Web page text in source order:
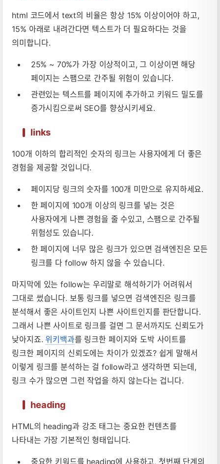
html 코드에서 text의 비율은 항상 15% 이상이어야 하고,
15% 아래로 내려간다면 텍스트가 더 필요하다는 것을
의미합니다.
25% ~ 70%가 가장 이상적이고, 그 이상이면 해당
페이지는 스팸으로 간주될 위험이 있습니다.
관련있는 텍스트를 페이지에 추가하고 키워드 밀도를
증가시킴으로써 SEO를 향상시키세요.
links
100개 이하의 합리적인 숫자의 링크는 사용자에게 더 좋은
경험을 제공할 것입니다.
페이지당 링크의 숫자를 100개 미만으로 유지하세요.
한 페이지에 100개 이상의 링크를 넣는 것은
사용자에게 나쁜 경험을 줄 수있고, 스팸으로 간주될
위험성도 있습니다.
한 페이지에 너무 많은 링크가 있으면 검색엔진은 모든
링크를 다 follow 하지 않을 수 있습니다.
마지막에 있는 follow는 우리말로 해석하기가 어려워서
그대로 썼습니다. 보통 링크를 넣으면 검색엔진은 링크를
분석해서 좋은 사이트인지 나쁜 사이트인지를 판단합니다.
그래서 나쁜 사이트로 링크를 걸면 그 문서까지도 신뢰도가
낮아지죠. 위키백과를 링크한 페이지와 도박 사이트를
링크한 페이지의 신뢰도에는 차이가 있겠죠? 쉽게 말해서
이렇게 링크를 분석하는 걸 follow라고 생각하면 되는데,
링크 수가 많으면 그런 작업을 하지 않는다는 겁니다.
heading
HTML의 heading과 강조 태그는 중요한 컨텐츠를
나타내는 가장 기본적인 형태입니다.
중요한 키워드를 heading에 사용하고, 첫번째 단계의